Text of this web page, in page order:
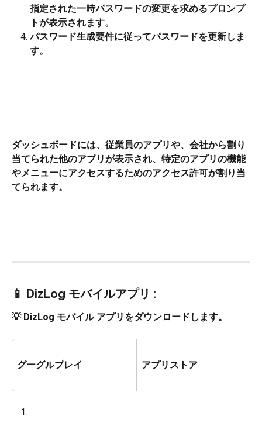
指定された一時パスワードの変更を求めるプロンプ
トが表示されます。
パスワード生成要件に従ってパスワードを更新しま
す。
ダッシュボードには、従業員のアプリや、会社から割り
当てられた他のアプリが表示され、特定のアプリの機能
やメニューにアクセスするためのアクセス許可が割り当
てられます。
📱 D​​izLog モバイルアプリ :
💡 DizLog モバイル アプリをダウンロードします。
グーグルプレイ アプリストア